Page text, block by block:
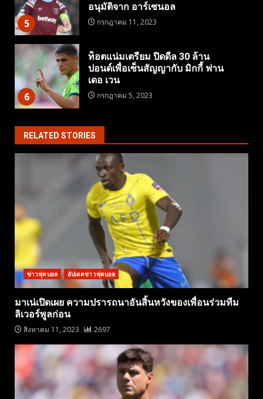
5
อนุมัติจาก อาร์เซนอล
กรกฎาคม 11, 2023
6
ท็อตแน่มเตรียม ปิดดีล 30 ล้าน
ปอนด์เพื่อเซ็นสัญญากับ มิกกี้ ฟาน
เดอ เวน
กรกฎาคม 5, 2023
RELATED STORIES
ข่าวฟุตบอล อัปเดตข่าวฟุตบอล
มาเน่เปิดเผย ความปรารถนาอันสิ้นหวังของเพื่อนร่วมทีม
ลิเวอร์พูลก่อน
สิงหาคม 11, 2023 2697